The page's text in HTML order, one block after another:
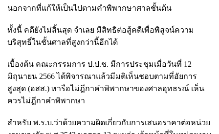
นอกจากที่แก้ให้เป็นไปตามคำพิพากษาศาลชั้นต้น
ทั้งนี้ คดียังไม่สิ้นสุด จำเลย มีสิทธิต่อสู้คดีเพื่อพิสูจน์ความ
บริสุทธิ์ในชั้นศาลที่สูงกว่านี้อีกได้
เบื้องต้น คณะกรรมการ ป.ป.ช. มีการประชุมเมื่อวันที่ 12
มิถุนายน 2566 ได้พิจารณาแล้วมีมติเห็นชอบตามที่อัยการ
สูงสุด (อสส.) หารือไม่ฎีกาคำพิพากษาของศาลอุทธรณ์ เห็น
ควรไม่ฎีกาคำพิพากษา
สำหรับ พ.ร.บ.ว่าด้วยความผิดเกี่ยวกับการเสนอราคาต่อหน่วย